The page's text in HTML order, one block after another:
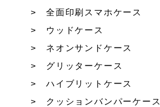
全面印刷スマホケース
ウッドケース
ネオンサンドケース
グリッターケース
ハイブリットケース
クッションバンパーケース